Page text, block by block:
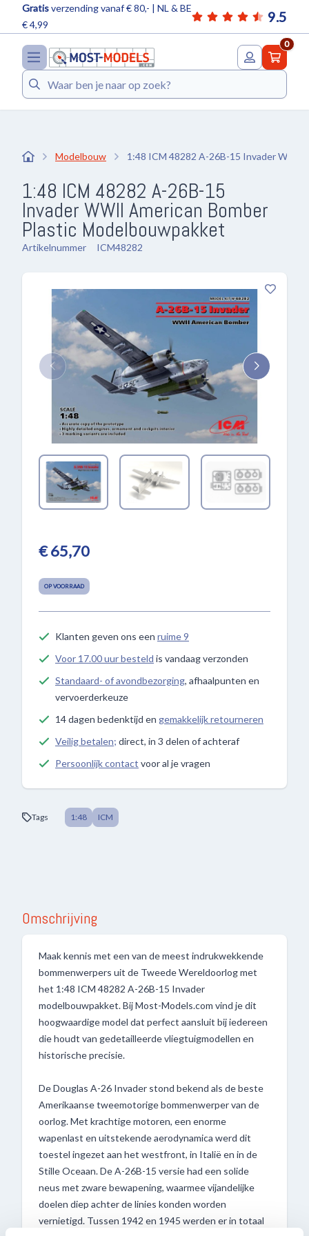
9.5
Gratisverzending vanaf € 80,- | NL & BE
€ 4,99
0
Zoeken
Modelbouw 1:48 ICM 48282 A-26B-15 Invader WWII
1:48 ICM 48282 A-26B-15
Invader WWII American Bomber
Plastic Modelbouwpakket
Artikelnummer ICM48282
€ 65,70
OP VOORRAAD
Klanten geven ons een ruime 9
Voor 17.00 uur besteld is vandaag verzonden
Standaard- of avondbezorging, afhaalpunten en
vervoerderkeuze
14 dagen bedenktijd en gemakkelijk retourneren
Veilig betalen; direct, in 3 delen of achteraf
Persoonlijk contact voor al je vragen
Tags 1:48 ICM
Omschrijving
Maak kennis met een van de meest indrukwekkende
bommenwerpers uit de Tweede Wereldoorlog met
het 1:48 ICM 48282 A-26B-15 Invader
modelbouwpakket. Bij Most-Models.com vind je dit
hoogwaardige model dat perfect aansluit bij iedereen
die houdt van gedetailleerde vliegtuigmodellen en
historische precisie.
De Douglas A-26 Invader stond bekend als de beste
Amerikaanse tweemotorige bommenwerper van de
oorlog. Met krachtige motoren, een enorme
wapenlast en uitstekende aerodynamica werd dit
toestel ingezet aan het westfront, in Italië en in de
Stille Oceaan. De A-26B-15 versie had een solide
neus met zware bewapening, waarmee vijandelijke
doelen diep achter de linies konden worden
vernietigd. Tussen 1942 en 1945 werden er in totaal